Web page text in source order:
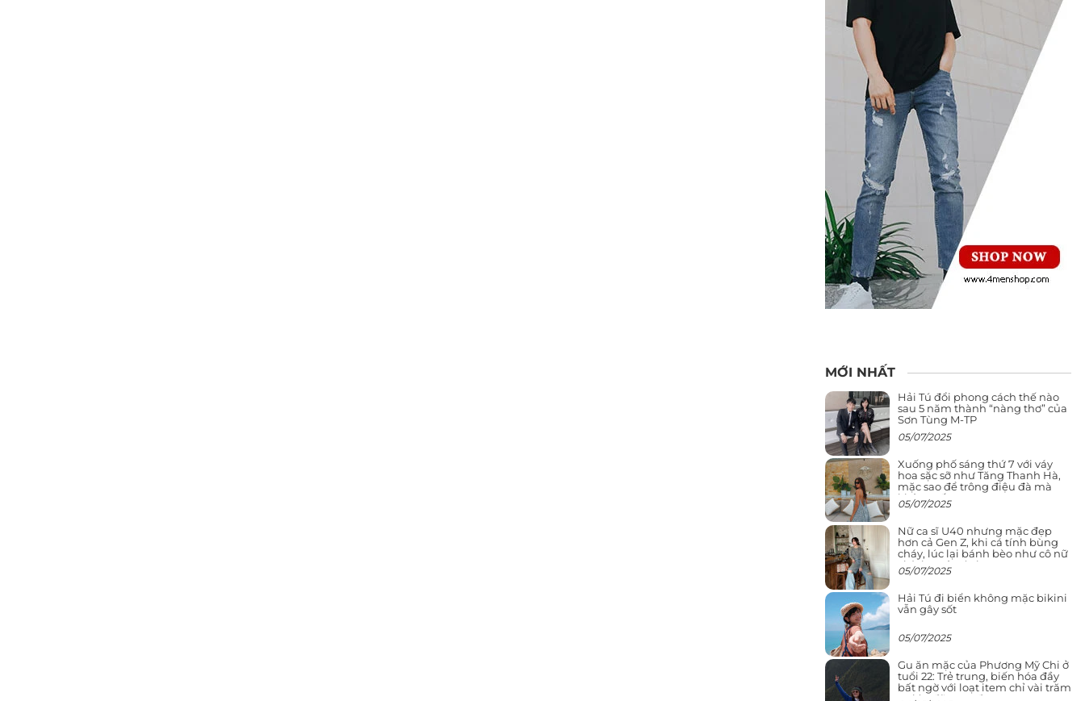
MỚI NHẤT
Hải Tú đổi phong cách thế nào
sau 5 năm thành “nàng thơ” của
Sơn Tùng M-TP
05/07/2025
Xuống phố sáng thứ 7 với váy
hoa sặc sỡ như Tăng Thanh Hà,
mặc sao để trông điệu đà mà
không sến
05/07/2025
Nữ ca sĩ U40 nhưng mặc đẹp
hơn cả Gen Z, khi cá tính bùng
cháy, lúc lại bánh bèo như cô nữ
chính ngôn tình
05/07/2025
Hải Tú đi biển không mặc bikini
vẫn gây sốt
05/07/2025
Gu ăn mặc của Phương Mỹ Chi ở
tuổi 22: Trẻ trung, biến hóa đầy
bất ngờ với loạt item chỉ vài trăm
nghìn đã mua được